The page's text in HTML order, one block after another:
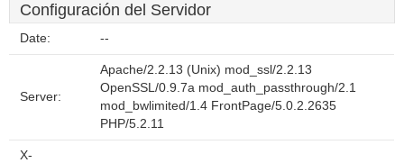
Configuración del Servidor
Date: --
Server:
Apache/2.2.13 (Unix) mod_ssl/2.2.13
OpenSSL/0.9.7a mod_auth_passthrough/2.1
mod_bwlimited/1.4 FrontPage/5.0.2.2635
PHP/5.2.11
X-